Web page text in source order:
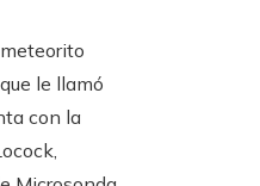
le llamó
con la